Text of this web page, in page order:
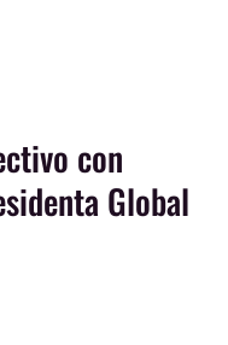
con
Global